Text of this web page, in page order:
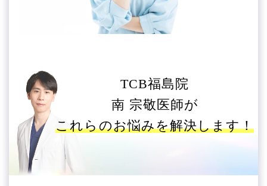
TCB福島院
南 宗敬医師が
これらのお悩みを解決します！